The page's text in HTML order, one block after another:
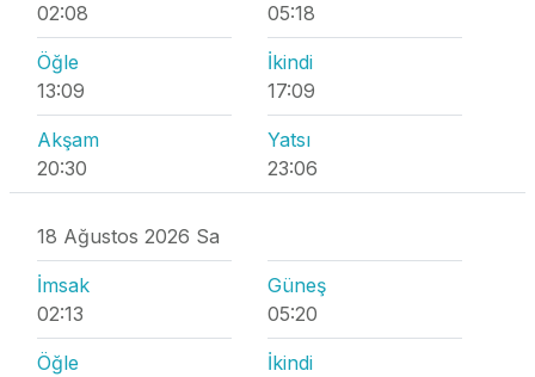
02:08
05:18
Öğle
13:09
İkindi
17:09
Akşam
20:30
Yatsı
23:06
18 Ağustos 2026 Sa
İmsak
02:13
Güneş
05:20
Öğle
İkindi